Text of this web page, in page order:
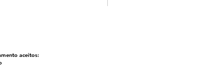
aceitos: